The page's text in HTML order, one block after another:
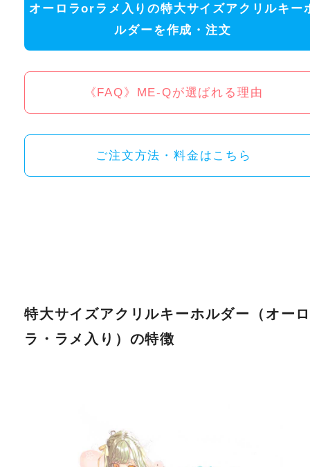
オーロラorラメ入りの特大サイズアクリルキー
ルダーを作成・注文
《FAQ》ME-Qが選ばれる理由
ご注文方法・料金はこちら
特大サイズアクリルキーホルダー（オー
ラ・ラメ入り）の特徴